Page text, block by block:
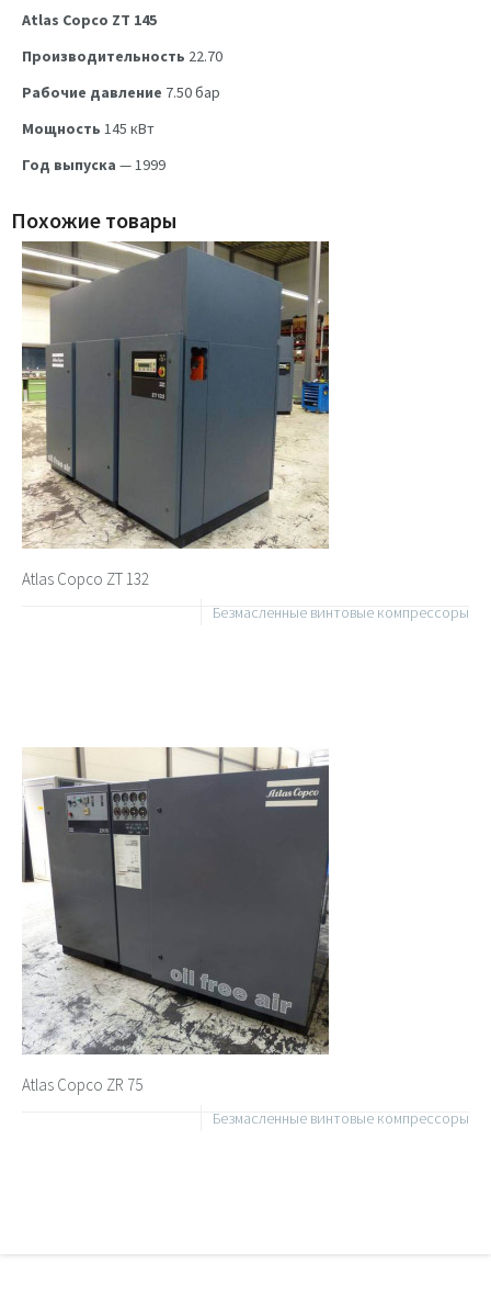
Atlas Copco ZT 145
Производительность 22.70
Рабочие давление 7.50бар
Мощность 145 кВт
Год выпуска — 1999
Похожие товары
Atlas Copco ZT 132
Безмасленные винтовые компрессоры
Atlas Copco ZR 75
Безмасленные винтовые компрессоры